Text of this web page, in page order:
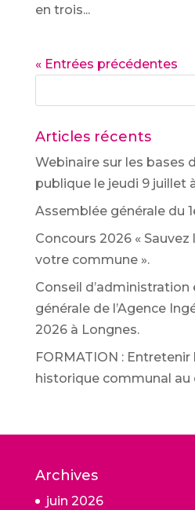
en trois...
« Entrées précédentes
Articles récents
Webinaire sur les bases
publique le jeudi 9 juillet
Assemblée générale du
Concours 2026 «
votre commune ».
Conseil
générale de l’Agence
2026 à Longnes.
FORMATION :
historique communal au
Archives
juin 2026